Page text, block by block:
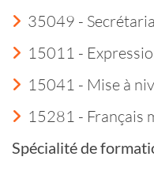
35049 -
15011 -
15041 - Mise à
15281 - Français
Spécialité de